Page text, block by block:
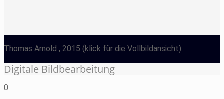
Thomas Arnold , 2015 (klick für die Vollbildansicht)
Digitale Bildbearbeitung
0